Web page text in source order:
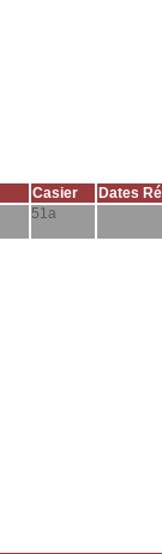
Casier
Dates
51a